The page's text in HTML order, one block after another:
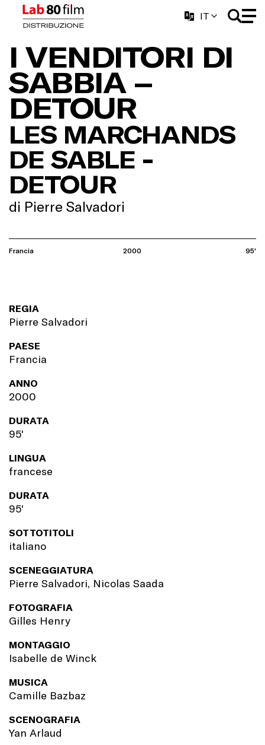
IT
I VENDITORI DI
SABBIA –
DETOUR
LES MARCHANDS
DE SABLE -
DETOUR
di Pierre Salvadori
Francia 2000 95'
REGIA
Pierre Salvadori
PAESE
Francia
ANNO
2000
DURATA
95'
LINGUA
francese
DURATA
95'
SOTTOTITOLI
italiano
SCENEGGIATURA
Pierre Salvadori, Nicolas Saada
FOTOGRAFIA
Gilles Henry
MONTAGGIO
Isabelle de Winck
MUSICA
Camille Bazbaz
SCENOGRAFIA
Yan Arlaud